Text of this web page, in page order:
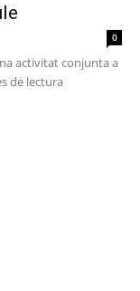
0
activitat conjunta a
de lectura